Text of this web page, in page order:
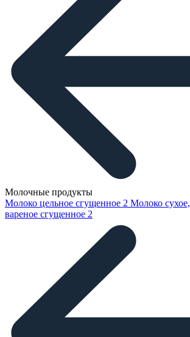
Молочные продукты
Молоко цельное сгущенное 2 Молоко
вареное сгущенное 2